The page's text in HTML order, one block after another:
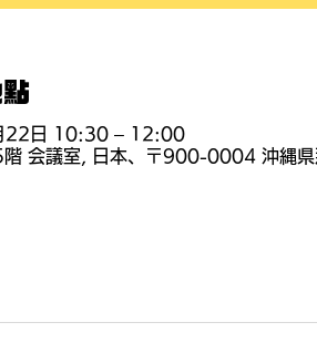
22日 10:30 – 12:00
会議室, 日本、〒900-0004 沖縄県